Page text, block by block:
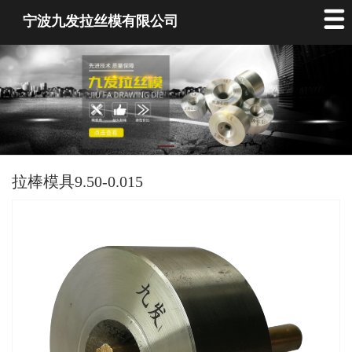
宁波九发拉丝模有限公司
拉棒模具9.50-0.015